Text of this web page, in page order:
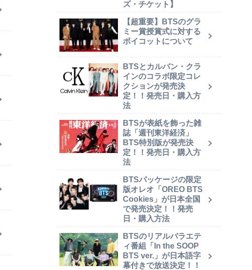
ズ・チケット】
【超重要】BTSのグラ
ミー賞授賞式に対する
ボイコットについて
BTSとカルバン・クラ
インのコラボ限定コレ
クションが発売決
定！！発売日・購入方
法
BTSが表紙を飾った雑
誌「週刊東洋経済」
BTS特別版が発売決
定！！発売日・購入方
法
BTSパッケージの限定
版オレオ「OREO BTS
Cookies」が日本全国
で発売決定！！発売
日・購入方法
BTSのリアルバラエテ
ィ番組「In the SOOP
BTS ver.」が日本語字
幕付きで放送決定！！